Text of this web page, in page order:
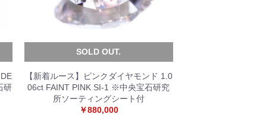
研
SOLD OUT.
【新着ルース】ピンクダイヤモンド 1.0
06ct FAINT PINK SI-1 ※中央宝石研究
所ソーティングシート付
￥880,000